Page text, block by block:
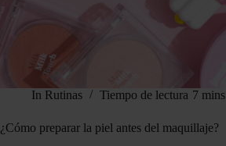
In Rutinas Tiempo de lectura 7 mins
¿Cómo preparar la piel antes del maquillaje?